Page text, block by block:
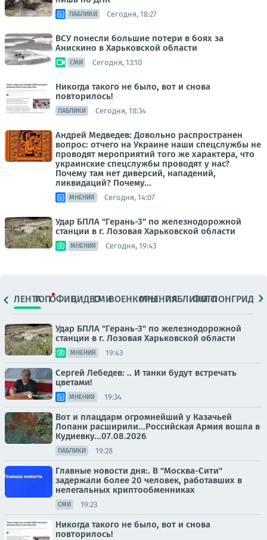
ПАБЛИКИ Сегодня, 18:27
ВСУ понесли большие потери в боях за
Анискино в Харьковской области
СМИ Сегодня, 13:10
Никогда такого не было, вот и снова
повторилось!
ПАБЛИКИ Сегодня, 18:34
Андрей Медведев: Довольно распространен
вопрос: отчего на Украине наши спецслужбы не
проводят мероприятий того же характера, что
украинские спецслужбы проводят у нас?
Почему там нет диверсий, нападений,
ликвидаций? Почему...
МНЕНИЯ Сегодня, 14:07
Удар БПЛА "Герань-3" по железнодорожной
станции в г. Лозовая Харьковской области
МНЕНИЯ Сегодня, 19:43
ЛЕНТАТОПОФИЦ.ВИДЕОСМИВОЕНКОРЫМНЕНИЯПАБЛИКИ
ФОТОЛОНГРИДЫ
Удар БПЛА "Герань-3" по железнодорожной
станции в г. Лозовая Харьковской области
МНЕНИЯ 19:43
Сергей Лебедев: .. И танки будут встречать
цветами!
МНЕНИЯ 19:34
Вот и плацдарм огромнейший у Казачьей
Лопани расширили...Российская Армия вошла в
Кудиевку...07.08.2026
ПАБЛИКИ 19:28
Главные новости дня:. В "Москва-Сити"
задержали более 20 человек, работавших в
нелегальных криптообменниках
СМИ 19:23
Никогда такого не было, вот и снова
повторилось!